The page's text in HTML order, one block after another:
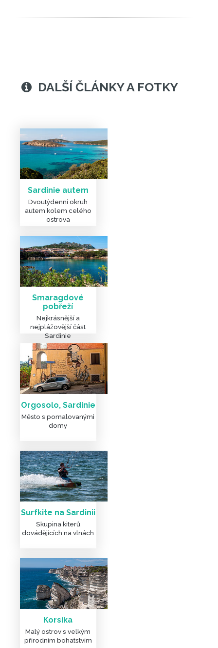
Sardinie autem
Dvoutýdenní okruh
autem kolem celého
ostrova
Smaragdové
pobřeží
Nejkrásnější a
nejplážovější část
Sardinie
Orgosolo, Sardinie
Město s pomalovanými
domy
Surfkite na Sardinii
Skupina kiterů
dovádějících na vlnách
Korsika
Malý ostrov s velkým
přírodním bohatstvím